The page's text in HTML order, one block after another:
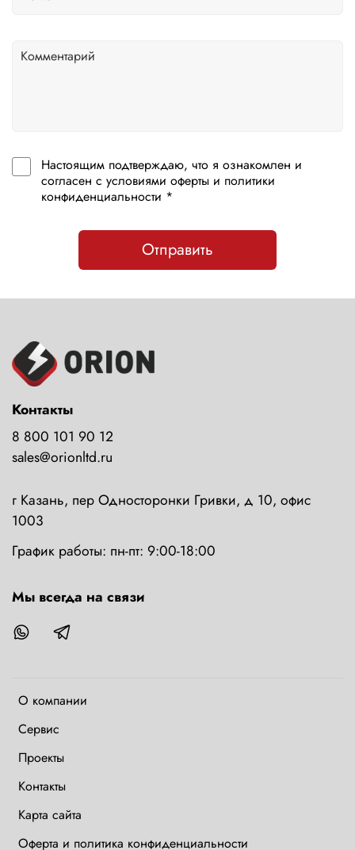
Настоящим подтверждаю, что я ознакомлен и
согласен с условиями оферты и политики
конфиденциальности *
Отправить
О компании
Сервис
Проекты
Контакты
Карта сайта
Оферта и политика конфиденциальности
Контакты
8 800 101 90 12
sales@orionltd.ru
г Казань, пер Односторонки Гривки, д 10, офис
1003
График работы: пн-пт: 9:00-18:00
Мы всегда на связи